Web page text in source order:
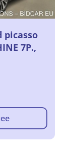
picasso
7P.,